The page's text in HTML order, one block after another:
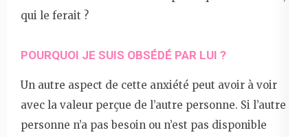
qui le ferait ?
POURQUOI JE SUIS OBSÉDÉ PAR LUI ?
Un autre aspect de cette anxiété peut avoir à voir
avec la valeur perçue de l’autre personne. Si l’autre
personne n’a pas besoin ou n’est pas disponible